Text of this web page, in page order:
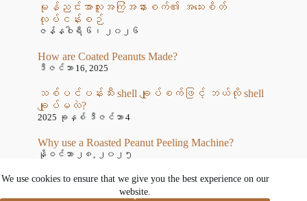
We use cookies to ensure that we give you the best experience on our
website.
မုန်ညင်းအာလူးအကြံအနားစက်၏ အသေးစိတ်
လုပ်ငန်းစဉ်
ဇန်နဝါရီ ၆၊ ၂၀၂၆
How are Coated Peanuts Made?
ဒီဇင်ဘာ 16, 2025
သစ်ပင်ပန်းသီး shell ချုပ်စက်ဖြင့် ဘယ်လို shell
ချုပ်မလဲ?
2025 ခုနှစ် ဒီဇင်ဘာ 4
Why use a Roasted Peanut Peeling Machine?
နိုဝင်ဘာ ၂၈, ၂၀၂၅
ပဲနတ်ကြော်ဘယ်လိုလုပ်သလဲ?
နိုဝင်ဘာ ၂၁, ၂၀၂၅